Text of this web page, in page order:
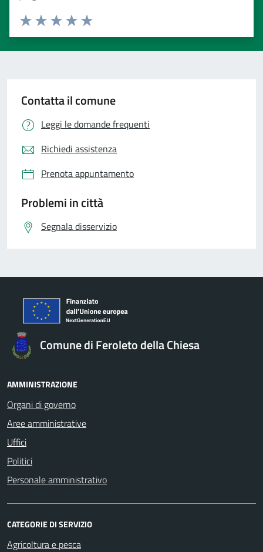
Valuta 5 stelle su 5
Valuta 4 stelle su 5
Valuta 3 stelle su 5
Valuta 2 stelle su 5
Valuta 1 stelle su 5
Contatta il comune
Leggi le domande frequenti
Richiedi assistenza
Prenota appuntamento
Problemi in città
Segnala disservizio
Comune di Feroleto della Chiesa
AMMINISTRAZIONE
Organi di governo
Aree amministrative
Uffici
Politici
Personale amministrativo
CATEGORIE DI SERVIZIO
Agricoltura e pesca